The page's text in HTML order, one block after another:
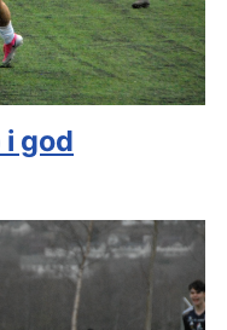
god